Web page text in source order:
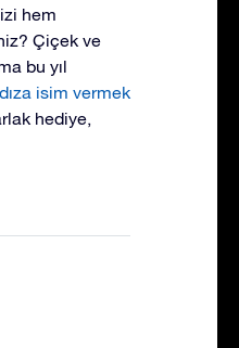
hem
Çiçek ve
bu yıl
isim vermek
hediye,